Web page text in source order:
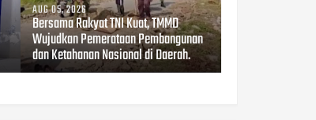
AUG 05, 2026
Bersama Rakyat TNI Kuat, TMMD
Wujudkan Pemerataan Pembangunan
dan Ketahanan Nasional di Daerah.